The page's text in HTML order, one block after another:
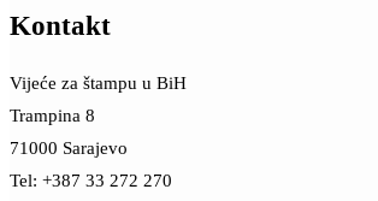
Kontakt
Vijeće za štampu u BiH
Trampina 8
71000 Sarajevo
Tel: +387 33 272 270